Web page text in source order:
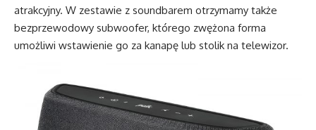
atrakcyjny. W zestawie z soundbarem otrzymamy także
bezprzewodowy subwoofer, którego zwężona forma
umożliwi wstawienie go za kanapę lub stolik na telewizor.